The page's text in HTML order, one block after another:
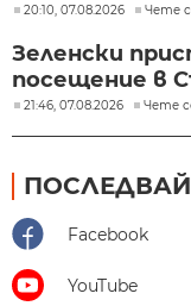
20:10, 07.08.2026 Чете
Зеленски
посещение в
21:46, 07.08.2026 Чете
Facebook
YouTube